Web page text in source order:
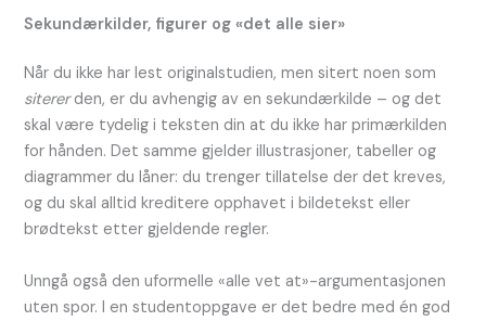
Sekundærkilder, figurer og «det alle sier»
Når du ikke har lest originalstudien, men sitert noen som
sitererden, er du avhengig av en sekundærkilde – og det
skal være tydelig i teksten din at du ikke har primærkilden
for hånden. Det samme gjelder illustrasjoner, tabeller og
diagrammer du låner: du trenger tillatelse der det kreves,
og du skal alltid kreditere opphavet i bildetekst eller
brødtekst etter gjeldende regler.
Unngå også den uformelle «alle vet at»-argumentasjonen
uten spor. I en studentoppgave er det bedre med én god